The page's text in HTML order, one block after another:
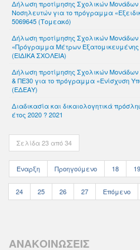
Δήλωση προτίμησης Σχολικών
Νοσηλευτών για το πρόγραμμα
5069645 (Τομεακό)
Δήλωση προτίμησης Σχολικών
«Πρόγραμμα Μέτρων Εξατομικευμένης
(ΕΙΔΙΚΑ ΣΧΟΛΕΙΑ)
Δήλωση προτίμησης Σχολικών
& ΠΕ30 για το πρόγραμμα «Ενίσχυση
(ΕΔΕΑΥ)
Διαδικασία και δικαιολογητικά
έτος 2020 ? 2021
Σελίδα 23 από 34
Έναρξη Προηγούμενο 18 19
24 25 26 27 Επόμενο
ΑΝΑΚΟΙΝΩΣΕΙΣ